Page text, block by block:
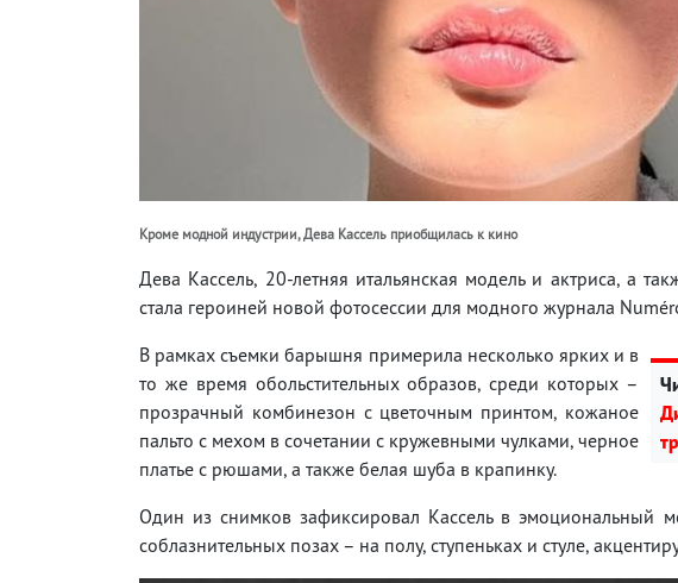
Кроме модной индустрии, Дева Кассель приобщилась к кино
Дева Кассель, 20-летняя итальянская модель и актриса, а
стала героиней новой фотосессии для модного журнала
В рамках съемки барышня примерила несколько ярких и в
то же время обольстительных образов, среди которых –
прозрачный комбинезон с цветочным принтом, кожаное
пальто с мехом в сочетании с кружевными чулками, черное
платье с рюшами, а также белая шуба в крапинку.
Один из снимков зафиксировал Кассель в эмоциональный
соблазнительных позах – на полу, ступеньках и стуле,